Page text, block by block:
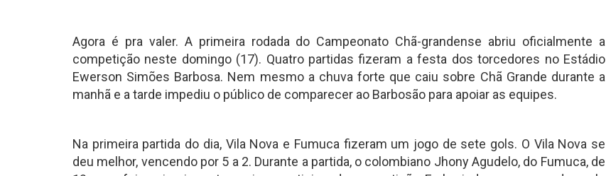
Agora é pra valer. A primeira rodada do Campeonato Chã-grandense abriu oficialmente a
competição neste domingo (17). Quatro partidas fizeram a festa dos torcedores no Estádio
Ewerson Simões Barbosa. Nem mesmo a chuva forte que caiu sobre Chã Grande durante a
manhã e a tarde impediu o público de comparecer ao Barbosão para apoiar as equipes.
Na primeira partida do dia, Vila Nova e Fumuca fizeram um jogo de sete gols. O Vila Nova se
deu melhor, vencendo por 5 a 2. Durante a partida, o colombiano Jhony Agudelo, do Fumuca, de